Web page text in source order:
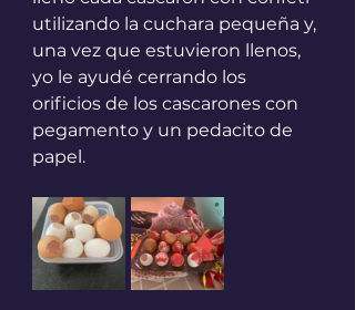
utilizando la cuchara pequeña y,
una vez que estuvieron llenos,
yo le ayudé cerrando los
orificios de los cascarones con
pegamento y un pedacito de
papel.